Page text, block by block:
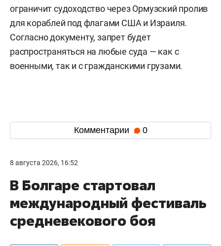
ограничит судоходство через Ормузский пролив
для кораблей под флагами США и Израиля.
Согласно документу, запрет будет
распространяться на любые суда — как с
военными, так и с гражданскими грузами.
Комментарии 0
8 августа 2026, 16:52
В Болгаре стартовал
международный фестиваль
средневекового боя